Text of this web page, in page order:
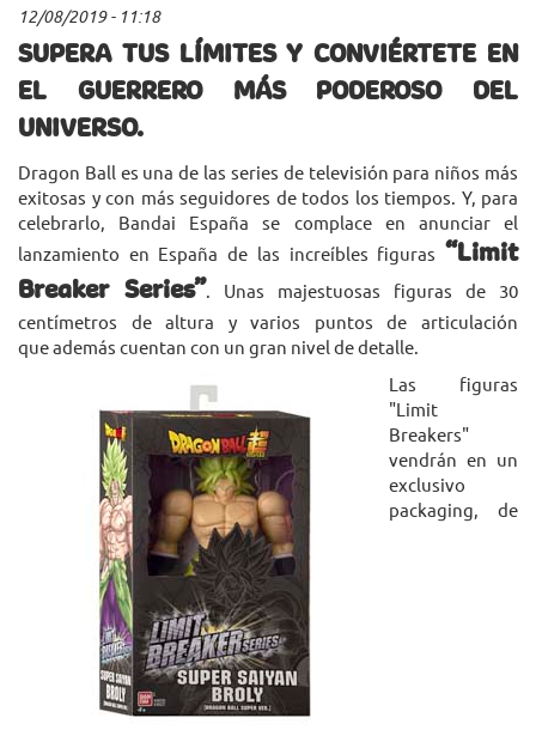
12/08/2019 - 11:18
SUPERA TUS LÍMITES Y CONVIÉRTETE EN
EL GUERRERO MÁS PODEROSO DEL
UNIVERSO.
Dragon Ball es una de las series de televisión para niños más
exitosas y con más seguidores de todos los tiempos. Y, para
celebrarlo, Bandai España se complace en anunciar el
lanzamiento en España de las increíbles figuras “Limit
Breaker Series”. Unas majestuosas figuras de 30
centímetros de altura y varios puntos de articulación
que además cuentan con un gran nivel de detalle.
Las figuras
"Limit
Breakers"
vendrán en un
exclusivo
packaging, de